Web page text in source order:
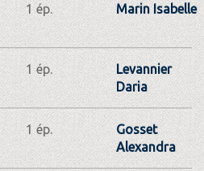
1 ép. Marin Isabelle
1 ép.
Levannier
Daria
1 ép.
Gosset
Alexandra